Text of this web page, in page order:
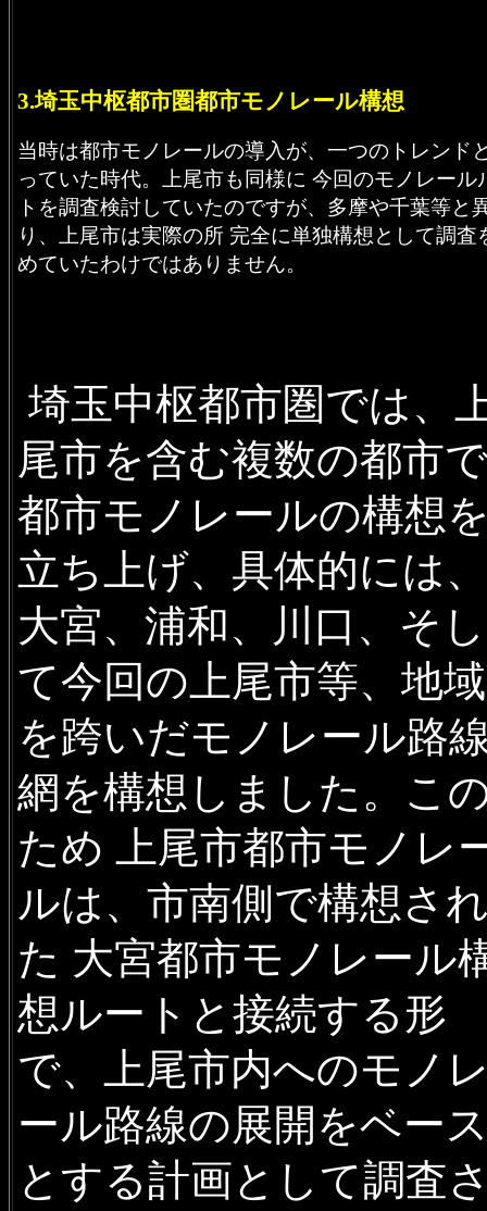
3.埼玉中枢都市圏都市モノレール構想
当時は都市モノレールの導入が、一つのトレンド
っていた時代。上尾市も同様に 今回のモノレール
トを調査検討していたのですが、多摩や千葉等と
り、上尾市は実際の所 完全に単独構想として調査
めていたわけではありません。
埼玉中枢都市圏では、
尾市を含む複数の都市で
都市モノレールの構想
立ち上げ、具体的には、
大宮、浦和、川口、そし
て今回の上尾市等、地域
を跨いだモノレール路
網を構想しました。こ
ため 上尾市都市モノレ
ルは、市南側で構想さ
た 大宮都市モノレール
想ルートと接続する形
で、上尾市内へのモノ
ール路線の展開をベー
とする計画として調査